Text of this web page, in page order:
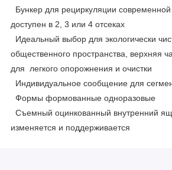
Бункер для рециркуляции современной
доступен в 2, 3 или 4 отсеках
Идеальный выбор для экологически
общественного пространства, верхняя
для легкого опорожнения и очистки
Индивидуальное сообщение для
Формы формованные одноразовые
Съемный оцинкованный внутренний
изменяется и поддерживается